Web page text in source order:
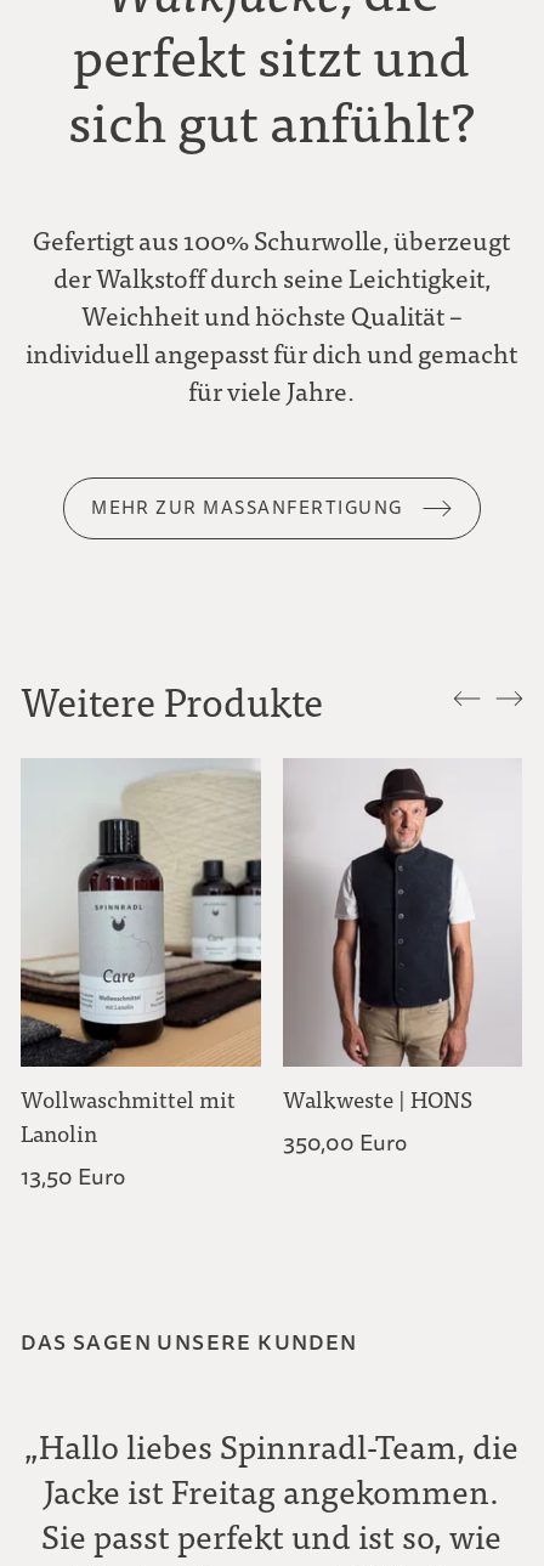
perfekt sitzt und
sich gut anfühlt?
Gefertigt aus 100% Schurwolle, überzeugt
der Walkstoff durch seine Leichtigkeit,
Weichheit und höchste Qualität –
individuell angepasst für dich und gemacht
für viele Jahre.
MEHR ZUR MASSANFERTIGUNG
Weitere Produkte
Wollwaschmittel mit
Lanolin
13,50 Euro
Walkweste | HONS
350,00 Euro
DAS SAGEN UNSERE KUNDEN
„Hallo liebes Spinnradl-Team, die
Jacke ist Freitag angekommen.
Sie passt perfekt und ist so, wie